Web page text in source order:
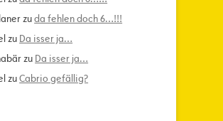
zuda fehlen doch 6…!!!
zu Da isser ja…
zu Da isser ja…
zuCabrio gefällig?